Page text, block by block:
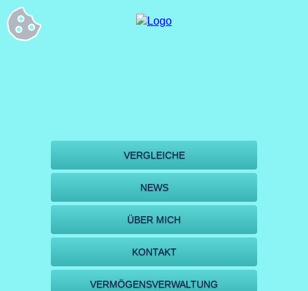
VERGLEICHE
NEWS
ÜBER MICH
KONTAKT
VERMÖGENSVERWALTUNG